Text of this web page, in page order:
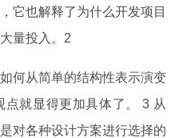
它也解释了为什么开发项目
量投入。2
何从简单的结构性表示演变
就显得更加具体了。 3 从
对各种设计方案进行选择的